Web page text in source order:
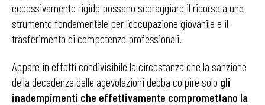
eccessivamente rigide possano scoraggiare il ricorso a uno
strumento fondamentale per l’occupazione giovanile e il
trasferimento di competenze professionali.
Appare in effetti condivisibile la circostanza che la sanzione
della decadenza dalle agevolazioni debba colpire solo gli
inadempimenti che effettivamente compromettano la